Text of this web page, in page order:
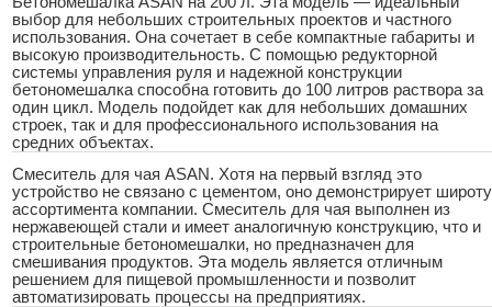
выбор для небольших строительных проектов и частного
использования. Она сочетает в себе компактные габариты и
высокую производительность. С помощью редукторной
системы управления руля и надежной конструкции
бетономешалка способна готовить до 100 литров раствора за
один цикл. Модель подойдет как для небольших домашних
строек, так и для профессионального использования на
средних объектах.
Смеситель для чая ASAN. Хотя на первый взгляд это
устройство не связано с цементом, оно демонстрирует широту
ассортимента компании. Смеситель для чая выполнен из
нержавеющей стали и имеет аналогичную конструкцию, что и
строительные бетономешалки, но предназначен для
смешивания продуктов. Эта модель является отличным
решением для пищевой промышленности и позволит
автоматизировать процессы на предприятиях.